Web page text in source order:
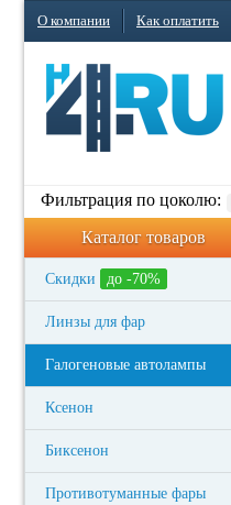
О компании Как оплатить
Фильтрация по цоколю:
Каталог товаров
Скидки до -70%
Линзы для фар
Галогеновые автолампы
Ксенон
Биксенон
Противотуманные фары